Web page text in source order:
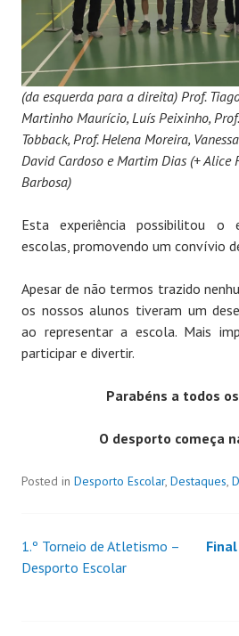
(da esquerda para a direita) Prof.
Martinho Maurício, Luís Peixinho,
Tobback, Prof. Helena Moreira,
David Cardoso e Martim Dias (+ Alice
Barbosa)
Esta experiência possibilitou o
escolas, promovendo um convívio
Apesar de não termos trazido
os nossos alunos tiveram um
ao representar a escola. Mais
participar e divertir.
Parabéns a todos
O desporto começa
Posted in Desporto Escolar, Destaques,
1.º Torneio de Atletismo –
Desporto Escolar